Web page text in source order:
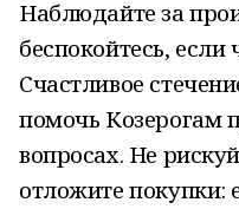
Наблюдайте за
беспокойтесь, если
Счастливое
помочь Козерогам
вопросах. Не
отложите покупки: